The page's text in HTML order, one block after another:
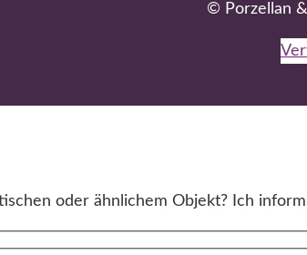
© Porzellan
oder ähnlichem Objekt? Ich